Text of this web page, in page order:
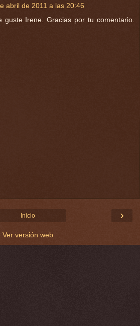
abril de 2011 a las 20:46
guste Irene. Gracias por tu comentario.
›
Inicio
Ver versión web